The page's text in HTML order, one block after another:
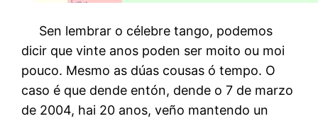
Sen lembrar o célebre tango, podemos
dicir que vinte anos poden ser moito ou moi
pouco. Mesmo as dúas cousas ó tempo. O
caso é que dende entón, dende o 7 de marzo
de 2004, hai 20 anos, veño mantendo un